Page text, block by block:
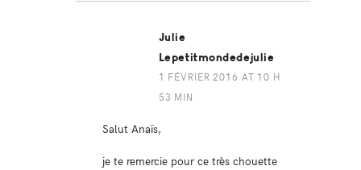
Julie
Lepetitmondedejulie
1 FÉVRIER 2016 AT 10 H
53 MIN
Salut Anaïs,
je te remercie pour ce très chouette